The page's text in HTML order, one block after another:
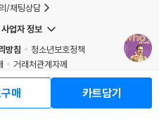
매 카트담기
/채팅상담
업자 정보
방침
청소년보호정책
거래처관계자께
광고
All Rights Reserved.